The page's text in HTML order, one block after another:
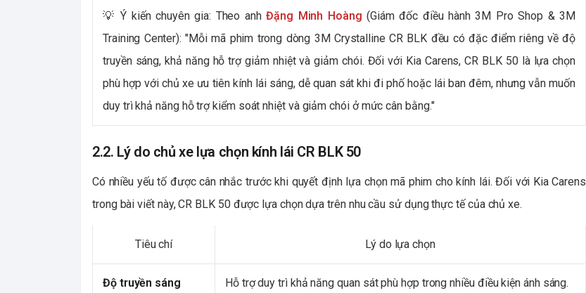
💡 Ý kiến chuyên gia: Theo anhĐặng Minh Hoàng (Giám đốc điều hành 3M Pro Shop & 3M
Training Center): "Mỗi mã phim trong dòng 3M Crystalline CR BLK đều có đặc điểm riêng về độ
truyền sáng, khả năng hỗ trợ giảm nhiệt và giảm chói. Đối với Kia Carens, CR BLK 50 là lựa chọn
phù hợp với chủ xe ưu tiên kính lái sáng, dễ quan sát khi đi phố hoặc lái ban đêm, nhưng vẫn muốn
duy trì khả năng hỗ trợ kiểm soát nhiệt và giảm chói ở mức cân bằng."
2.2. Lý do chủ xe lựa chọn kính lái CR BLK 50
Có nhiều yếu tố được cân nhắc trước khi quyết định lựa chọn mã phim cho kính lái. Đối với Kia Carens
trong bài viết này, CR BLK 50 được lựa chọn dựa trên nhu cầu sử dụng thực tế của chủ xe.
Tiêu chí Lý do lựa chọn
Độ truyền sáng Hỗ trợ duy trì khả năng quan sát phù hợp trong nhiều điều kiện ánh sáng.